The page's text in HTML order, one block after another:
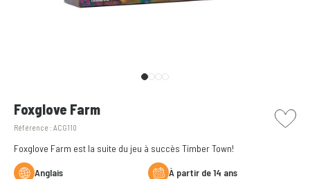
Foxglove Farm
Référence : ACG110
picto
Foxglove Farm est la suite du jeu à succès Timber Town!
Anglais
à partir de 14 ans